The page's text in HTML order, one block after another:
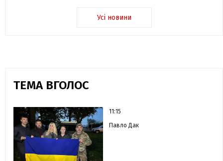
Усі новини
ТЕМА ВГОЛОС
11:15
Павло Дак